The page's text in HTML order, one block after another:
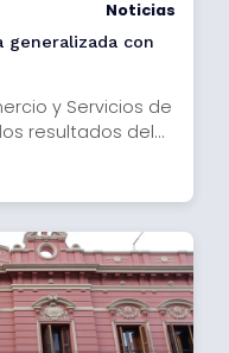
Noticias
generalizada con
y Servicios de
resultados del...